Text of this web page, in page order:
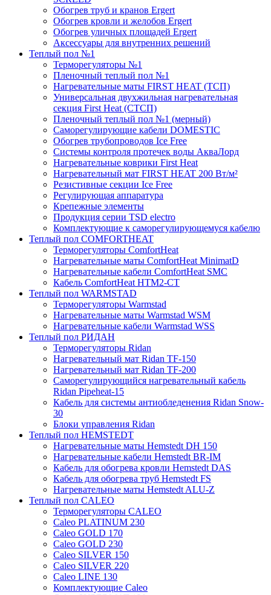
Обогрев труб и кранов Ergert
Обогрев кровли и желобов Ergert
Обогрев уличных площадей Ergert
Аксессуары для внутренних решений
Теплый пол №1
Терморегуляторы №1
Пленочный теплый пол №1
Нагревательные маты FIRST HEAT (ТСП)
Универсальная двухжильная нагревательная
секция First Heat (СТСП)
Пленочный теплый пол №1 (мерный)
Саморегулирующие кабели DOMESTIC
Обогрев трубопроводов Ice Free
Системы контроля протечек воды АкваЛорд
Нагревательные коврики First Heat
Нагревательный мат FIRST HEAT 200 Вт/м²
Резистивные секции Ice Free
Регулирующая аппаратура
Крепежные элементы
Продукция серии TSD electro
Комплектующие к саморегулирующемуся кабелю
Теплый пол COMFORTHEAT
Терморегуляторы ComfortHeat
Нагревательные маты ComfortHeat MinimatD
Нагревательные кабели ComfortHeat SMC
Кабель ComfortHeat HTM2-CT
Теплый пол WARMSTAD
Терморегуляторы Warmstad
Нагревательные маты Warmstad WSM
Нагревательные кабели Warmstad WSS
Теплый пол РИДАН
Терморегуляторы Ridan
Нагревательный мат Ridan TF-150
Нагревательный мат Ridan TF-200
Саморегулирующийся нагревательный кабель
Ridan Pipeheat-15
Кабель для системы антиобледенения Ridan Snow-
30
Блоки управления Ridan
Теплый пол HEMSTEDT
Нагревательные маты Hemstedt DH 150
Нагревательные кабели Hemstedt BR-IM
Кабель для обогрева кровли Hemstedt DAS
Кабель для обогрева труб Hemstedt FS
Нагревательные маты Hemstedt ALU-Z
Теплый пол CALEO
Терморегуляторы CALEO
Caleo PLATINUM 230
Caleo GOLD 170
Caleo GOLD 230
Caleo SILVER 150
Caleo SILVER 220
Caleo LINE 130
Комплектующие Caleo